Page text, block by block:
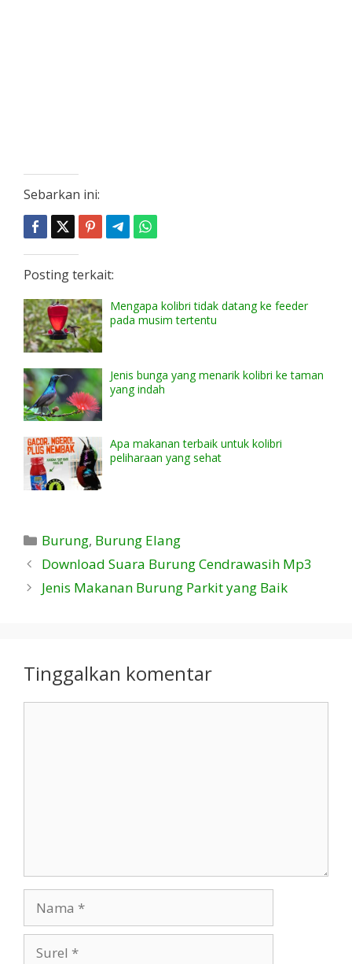
Sebarkan ini:
Posting terkait:
Mengapa kolibri tidak datang ke feeder
pada musim tertentu
Jenis bunga yang menarik kolibri ke taman
yang indah
Apa makanan terbaik untuk kolibri
peliharaan yang sehat
Kategori
Burung, Burung Elang
Download Suara Burung Cendrawasih Mp3
Jenis Makanan Burung Parkit yang Baik
Tinggalkan komentar